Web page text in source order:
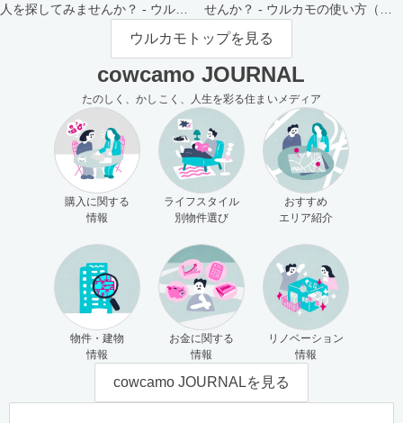
人を探してみませんか？ - ウルカ
せんか？ - ウルカモの使い方（買
主さま向け）
ウルカモトップを見る
cowcamo JOURNAL
たのしく、かしこく、人生を彩る住まいメディア
購入に関する
情報
ライフスタイル
別物件選び
おすすめ
エリア紹介
物件・建物
情報
お金に関する
情報
リノベーション
情報
cowcamo JOURNALを見る